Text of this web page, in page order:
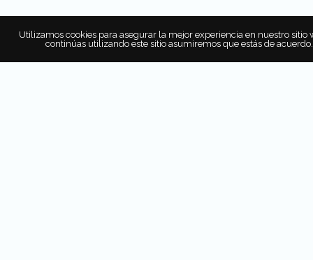
Utilizamos cookies para asegurar la mejor experiencia en nuestro sitio
continúas utilizando este sitio asumiremos que estás de acuerdo.